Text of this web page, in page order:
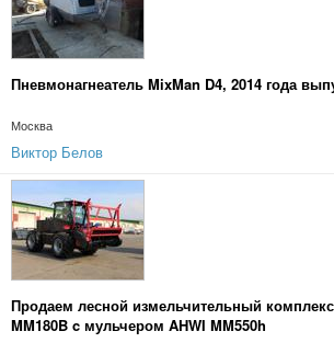
Пневмонагнеатель MixMan D4, 2014 года
Москва
Виктор Белов
Продаем лесной измельчительный
MM180B c мульчером AHWI MM550h